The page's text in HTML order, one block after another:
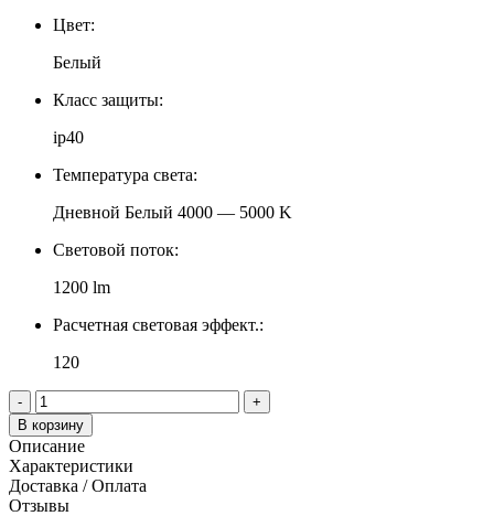
Цвет:
Белый
Класс защиты:
ip40
Температура света:
Дневной Белый 4000 — 5000 K
Световой поток:
1200 lm
Расчетная световая эффект.:
120
-
+
В корзину
Описание
Характеристики
Доставка / Оплата
Отзывы